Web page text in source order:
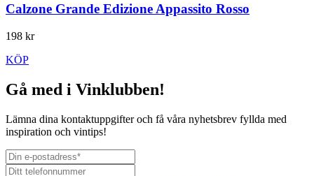
Calzone Grande Edizione Appassito Rosso
198 kr
KÖP
Gå med i Vinklubben!
Lämna dina kontaktuppgifter och få våra nyhetsbrev fyllda med
inspiration och vintips!